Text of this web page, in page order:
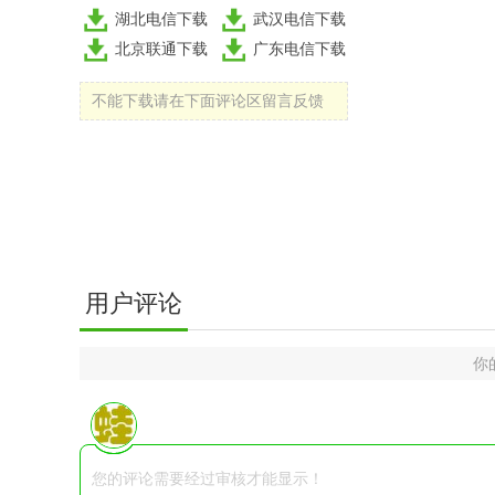
湖北电信下载
武汉电信下载
北京联通下载
广东电信下载
不能下载请在下面评论区留言反馈
用户评论
你